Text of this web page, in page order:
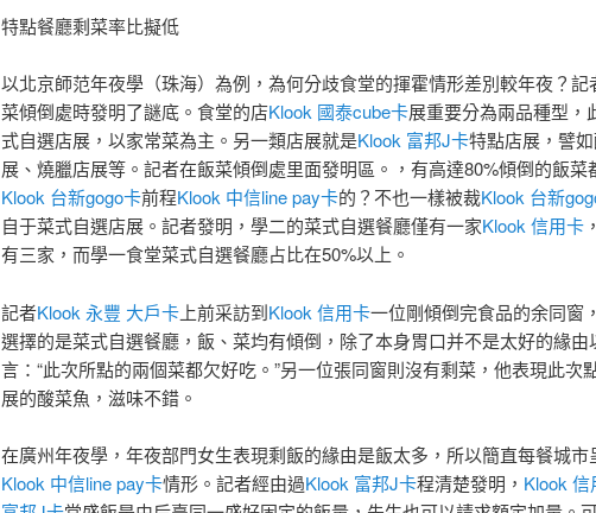
特點餐廳剩菜率比擬低
以北京師范年夜學（珠海）為例，為何分歧食堂的揮霍情形差別較年夜？記
菜傾倒處時發明了謎底。食堂的店Klook 國泰cube卡展重要分為兩品種型，
式自選店展，以家常菜為主。另一類店展就是Klook 富邦J卡特點店展，譬
展、燒臘店展等。記者在飯菜傾倒處里面發明區。，有高達80%傾倒的飯菜
Klook 台新gogo卡前程Klook 中信line pay卡的？不也一樣被裁Klook 台新
自于菜式自選店展。記者發明，學二的菜式自選餐廳僅有一家Klook 信用卡
有三家，而學一食堂菜式自選餐廳占比在50%以上。
記者Klook 永豐 大戶卡上前采訪到Klook 信用卡一位剛傾倒完食品的余同窗
選擇的是菜式自選餐廳，飯、菜均有傾倒，除了本身胃口并不是太好的緣由
言：“此次所點的兩個菜都欠好吃。”另一位張同窗則沒有剩菜，他表現此次
展的酸菜魚，滋味不錯。
在廣州年夜學，年夜部門女生表現剩飯的緣由是飯太多，所以簡直每餐城市
Klook 中信line pay卡情形。記者經由過Klook 富邦J卡程清楚發明， Klook 信